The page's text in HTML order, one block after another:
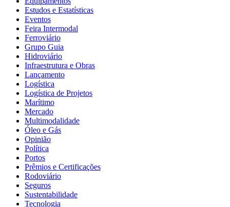
Estudos e Estatísticas
Eventos
Feira Intermodal
Ferroviário
Grupo Guia
Hidroviário
Infraestrutura e Obras
Lançamento
Logística
Logística de Projetos
Marítimo
Mercado
Multimodalidade
Óleo e Gás
Opinião
Política
Portos
Prêmios e Certificações
Rodoviário
Seguros
Sustentabilidade
Tecnologia